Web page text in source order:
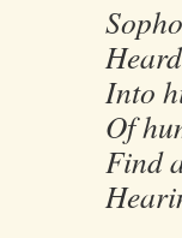
Into
Of
Find